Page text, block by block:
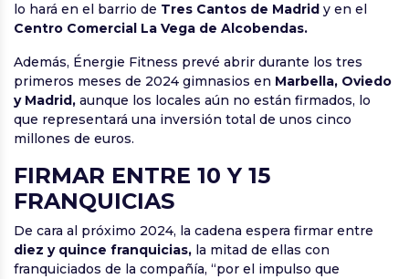
lo hará en el barrio de Tres Cantos de Madrid y en el
Centro Comercial La Vega de Alcobendas.
Además, Énergie Fitness prevé abrir durante los tres
primeros meses de 2024 gimnasios en Marbella, Oviedo
y Madrid, aunque los locales aún no están firmados, lo
que representará una inversión total de unos cinco
millones de euros.
FIRMAR ENTRE 10 Y 15
FRANQUICIAS
De cara al próximo 2024, la cadena espera firmar entre
diez y quince franquicias, la mitad de ellas con
franquiciados de la compañía, “por el impulso que